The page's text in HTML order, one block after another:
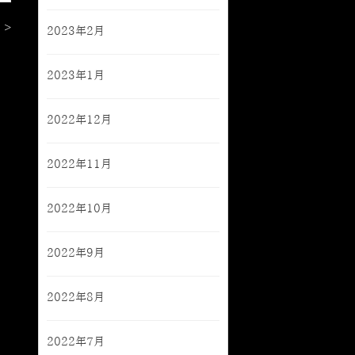
> 2023年2月
2023年1月
2022年12月
2022年11月
2022年10月
2022年9月
2022年8月
2022年7月